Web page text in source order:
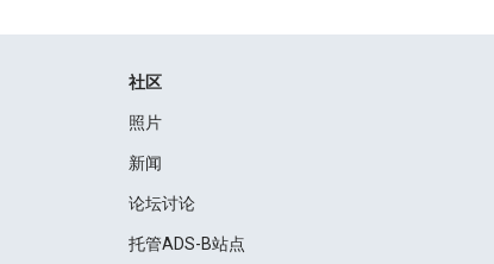
社区
照片
新闻
论坛讨论
托管ADS-B站点